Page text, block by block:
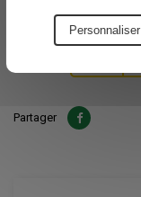
Partager
Personnaliser